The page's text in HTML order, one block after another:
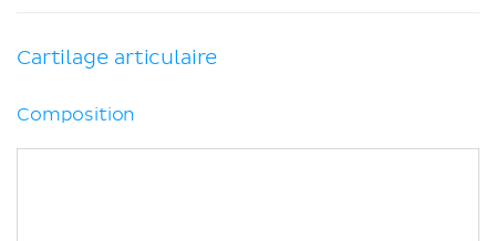
Cartilage articulaire
Composition